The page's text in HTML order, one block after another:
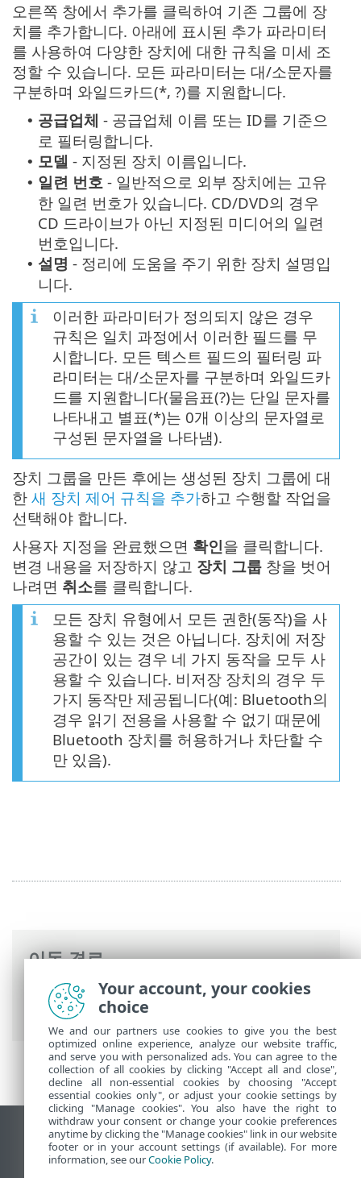
이동 경로
ESET 온라인 도움말>ESET Mail Security>
고급 설정
>장치 제어
오른쪽 창에서 추가를 클릭하여 기존 그룹에 장
치를 추가합니다. 아래에 표시된 추가 파라미터
를 사용하여 다양한 장치에 대한 규칙을 미세 조
정할 수 있습니다. 모든 파라미터는 대/소문자를
구분하며 와일드카드(*, ?)를 지원합니다.
• 공급업체 - 공급업체 이름 또는 ID를 기준으
로 필터링합니다.
• 모델 - 지정된 장치 이름입니다.
• 일련 번호 - 일반적으로 외부 장치에는 고유
한 일련 번호가 있습니다. CD/DVD의 경우
CD 드라이브가 아닌 지정된 미디어의 일련
번호입니다.
• 설명 - 정리에 도움을 주기 위한 장치 설명입
니다.
이러한 파라미터가 정의되지 않은 경우
규칙은 일치 과정에서 이러한 필드를 무
시합니다. 모든 텍스트 필드의 필터링 파
라미터는 대/소문자를 구분하며 와일드카
드를 지원합니다(물음표(?)는 단일 문자를
나타내고 별표(*)는 0개 이상의 문자열로
구성된 문자열을 나타냄).
장치 그룹을 만든 후에는 생성된 장치 그룹에 대
한 새 장치 제어 규칙을 추가하고 수행할 작업을
선택해야 합니다.
사용자 지정을 완료했으면 확인을 클릭합니다.
변경 내용을 저장하지 않고 장치 그룹 창을 벗어
나려면 취소를 클릭합니다.
모든 장치 유형에서 모든 권한(동작)을 사
용할 수 있는 것은 아닙니다. 장치에 저장
공간이 있는 경우 네 가지 동작을 모두 사
용할 수 있습니다. 비저장 장치의 경우 두
가지 동작만 제공됩니다(예: Bluetooth의
경우 읽기 전용을 사용할 수 없기 때문에
Bluetooth 장치를 허용하거나 차단할 수
만 있음).
데스크톱 사이트 보기
End of Life
Your account, your cookies
choice
We and our partners use cookies to give you the best
optimized online experience, analyze our website traffic,
and serve you with personalized ads. You can agree to the
collection of all cookies by clicking "Accept all and close",
decline all non-essential cookies by choosing "Accept
essential cookies only", or adjust your cookie settings by
clicking "Manage cookies". You also have the right to
withdraw your consent or change your cookie preferences
anytime by clicking the "Manage cookies" link in our website
footer or in your account settings (if available). For more
information, see ourCookie Policy.